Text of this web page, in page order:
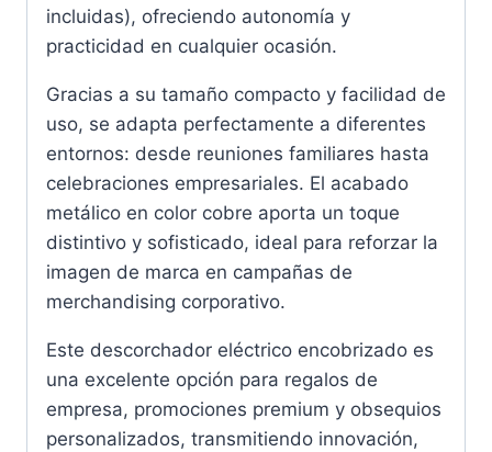
incluidas), ofreciendo autonomía y
practicidad en cualquier ocasión.
Gracias a su tamaño compacto y facilidad de
uso, se adapta perfectamente a diferentes
entornos: desde reuniones familiares hasta
celebraciones empresariales. El acabado
metálico en color cobre aporta un toque
distintivo y sofisticado, ideal para reforzar la
imagen de marca en campañas de
merchandising corporativo.
Este descorchador eléctrico encobrizado es
una excelente opción para regalos de
empresa, promociones premium y obsequios
personalizados, transmitiendo innovación,